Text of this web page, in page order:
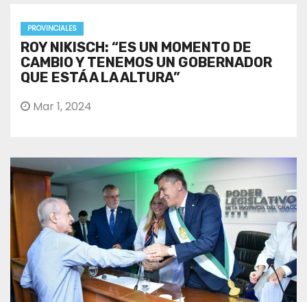
PROVINCIALES
ROY NIKISCH: “ES UN MOMENTO DE
CAMBIO Y TENEMOS UN GOBERNADOR
QUE ESTÁ A LA ALTURA”
Mar 1, 2024